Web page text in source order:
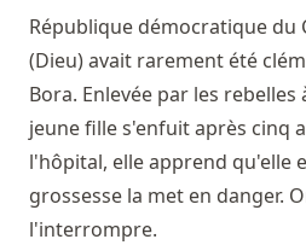
République démocratique du
(Dieu) avait rarement été
Bora. Enlevée par les rebelles
jeune fille s'enfuit après cinq
l'hôpital, elle apprend qu'elle
grossesse la met en danger.
l'interrompre.